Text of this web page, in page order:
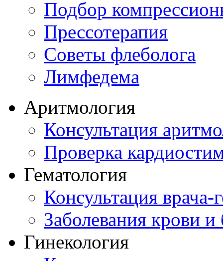
Подбор
Прессотерапия
Советы флеболога
Лимфедема
Аритмология
Консультация
Проверка
Гематология
Консультация врача-
Заболевания крови и
Гинекология